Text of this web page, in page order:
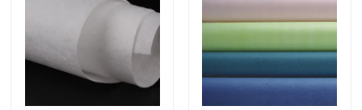
Fabrieksreis
Kwaliteitscontrole